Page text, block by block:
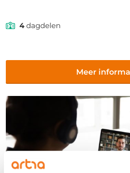
4dagdelen
Meer